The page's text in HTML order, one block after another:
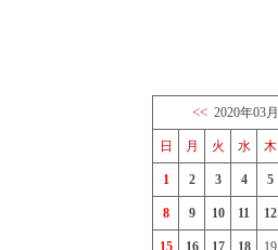
<< 2020年03月
日 月 火 水 木
1 2 3 4 5
8 9 10 11 12
15 16 17 18 19